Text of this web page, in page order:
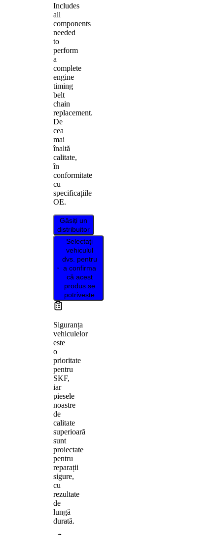
Includes
all
components
needed
to
perform
a
complete
engine
timing
belt
chain
replacement.
De
cea
mai
înaltă
calitate,
în
conformitate
cu
specificațiile
OE.
Găsiți un
distribuitor
Selectați
vehiculul
dvs. pentru
a confirma
că acest
produs se
potrivește
Siguranța
vehiculelor
este
o
prioritate
pentru
SKF,
iar
piesele
noastre
de
calitate
superioară
sunt
proiectate
pentru
reparații
sigure,
cu
rezultate
de
lungă
durată.